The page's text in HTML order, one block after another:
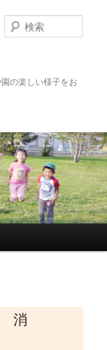
の楽しい様子をお
索
消